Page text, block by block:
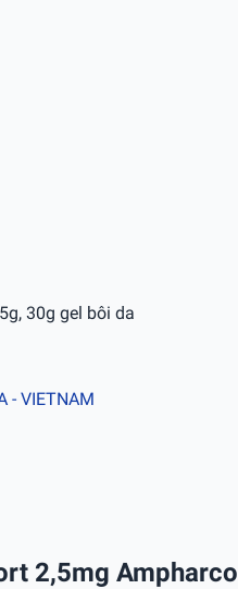
30g gel bôi da
- VIETNAM
2,5mg